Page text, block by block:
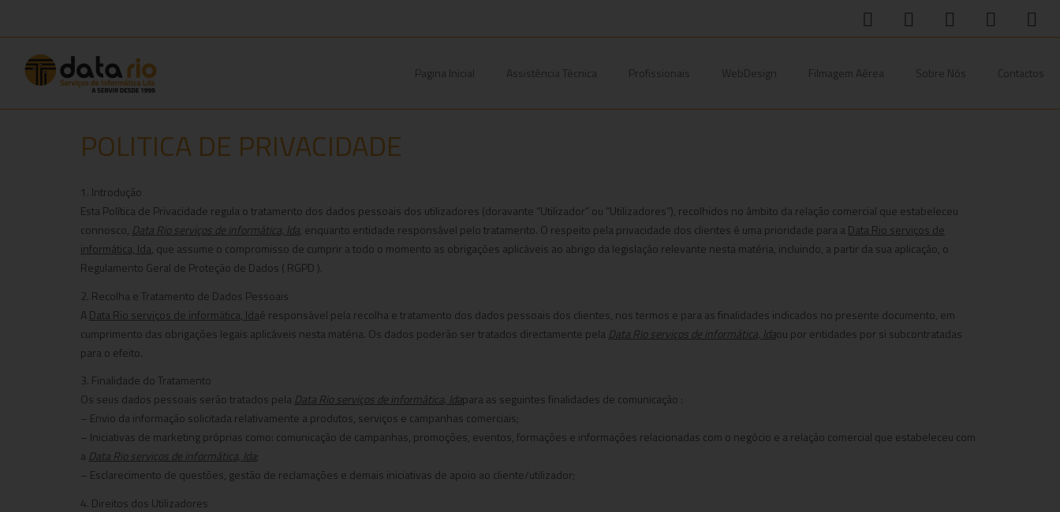
Pagina Inicial Assistência Técnica Profissionais WebDesign Filmagem Aérea Sobre Nós Contactos
POLITICA DE PRIVACIDADE
1. Introdução
Esta Política de Privacidade regula o tratamento dos dados pessoais dos utilizadores (doravante “Utilizador” ou “Utilizadores”), recolhidos no âmbito da relação comercial que estabeleceu
connosco, Data Rio serviços de informática, lda, enquanto entidade responsável pelo tratamento. O respeito pela privacidade dos clientes é uma prioridade para a Data Rio serviços de
informática, lda, que assume o compromisso de cumprir a todo o momento as obrigações aplicáveis ao abrigo da legislação relevante nesta matéria, incluindo, a partir da sua aplicação, o
Regulamento Geral de Proteção de Dados ( RGPD ).
2. Recolha e Tratamento de Dados Pessoais
AData Rio serviços de informática, ldaé responsável pela recolha e tratamento dos dados pessoais dos clientes, nos termos e para as finalidades indicados no presente documento, em
cumprimento das obrigações legais aplicáveis nesta matéria. Os dados poderão ser tratados directamente pela Data Rio serviços de informática, ldaou por entidades por si subcontratadas
para o efeito.
3. Finalidade do Tratamento
Os seus dados pessoais serão tratados pela Data Rio serviços de informática, ldapara as seguintes finalidades de comunicação :
– Envio da informação solicitada relativamente a produtos, serviços e campanhas comerciais;
– Iniciativas de marketing próprias como: comunicação de campanhas, promoções, eventos, formações e informações relacionadas com o negócio e a relação comercial que estabeleceu com
a Data Rio serviços de informática, lda;
– Esclarecimento de questões, gestão de reclamações e demais iniciativas de apoio ao cliente/utilizador;
4. Direitos dos Utilizadores